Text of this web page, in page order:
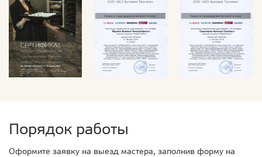
Порядок работы
Оформите заявку на выезд мастера, заполнив форму на